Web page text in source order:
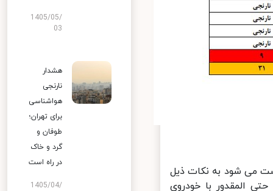
می ­شود به نکات ذیل
المقدور با خودروی
1405/05/
03
هشدار
نارنجی
هواشناسی
برای تهران؛
طوفان و
گرد و خاک
در راه است
1405/04/